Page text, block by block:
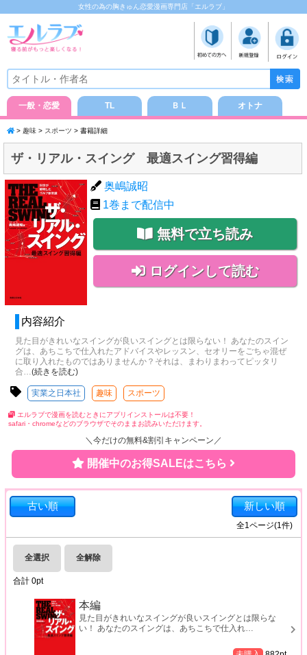
女性の為の胸きゅん恋愛漫画専門店「エルラブ」
一般・恋愛 TL ＢＬ オトナ
> 趣味 > スポーツ > 書籍詳細
ザ・リアル・スイング 最適スイング習得編
奥嶋誠昭
1巻まで配信中
無料で立ち読み
ログインして読む
内容紹介
見た目がきれいなスイングが良いスイングとは限らない！ あなたのスイン
グは、あちこちで仕入れたアドバイスやレッスン、セオリーをごちゃ混ぜ
に取り入れたものではありませんか？それは、まわりまわってピッタリ
合
(続きを読む)
実業之日本社 趣味 スポーツ
エルラブで漫画を読むときにアプリインストールは不要！
safari・chromeなどのブラウザでそのままお読みいただけます。
＼今だけの無料&割引キャンペーン／
開催中のお得SALEはこちら
古い順 新しい順
全1 ページ(1 件)
全選択 全解除
合計 0pt
本編
見た目がきれいなスイングが良いスイングとは限らな
い！ あなたのスイングは、あちこちで仕入れ